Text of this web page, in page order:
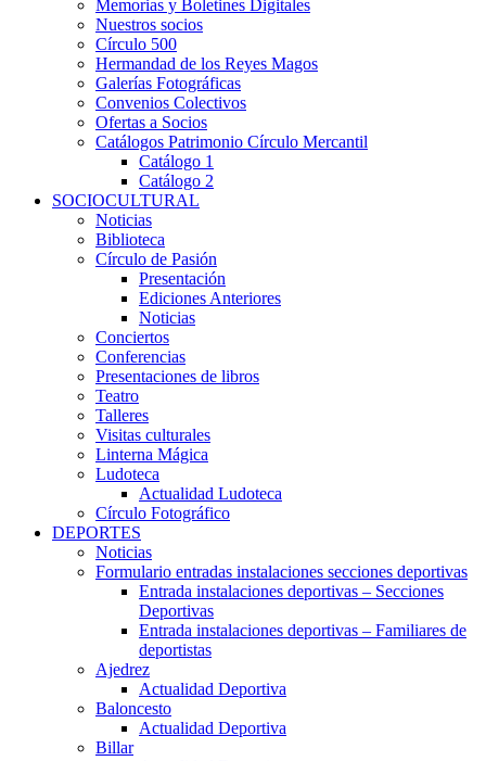
Memorias y Boletines Digitales
Nuestros socios
Círculo 500
Hermandad de los Reyes Magos
Galerías Fotográficas
Convenios Colectivos
Ofertas a Socios
Catálogos Patrimonio Círculo Mercantil
Catálogo 1
Catálogo 2
SOCIOCULTURAL
Noticias
Biblioteca
Círculo de Pasión
Presentación
Ediciones Anteriores
Noticias
Conciertos
Conferencias
Presentaciones de libros
Teatro
Talleres
Visitas culturales
Linterna Mágica
Ludoteca
Actualidad Ludoteca
Círculo Fotográfico
DEPORTES
Noticias
Formulario entradas instalaciones secciones deportivas
Entrada instalaciones deportivas – Secciones
Deportivas
Entrada instalaciones deportivas – Familiares de
deportistas
Ajedrez
Actualidad Deportiva
Baloncesto
Actualidad Deportiva
Billar